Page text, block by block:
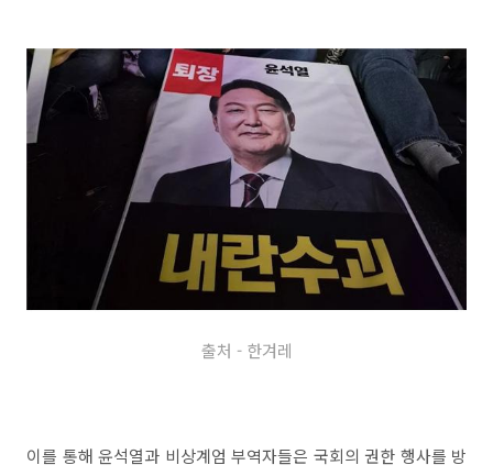
출처 - 한겨레
이를 통해 윤석열과 비상계엄 부역자들은 국회의 권한 행사를 방